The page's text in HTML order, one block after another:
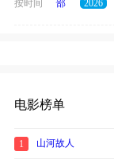
按时间 全部 2026
电影榜单
1 山河故人